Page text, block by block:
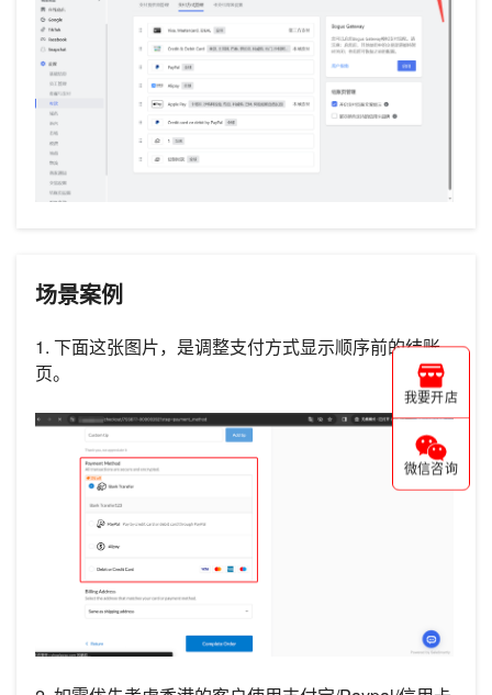
场景案例
1. 下面这张图片，是调整支付方式显示顺序前的结账
页。
我要开店
微信咨询